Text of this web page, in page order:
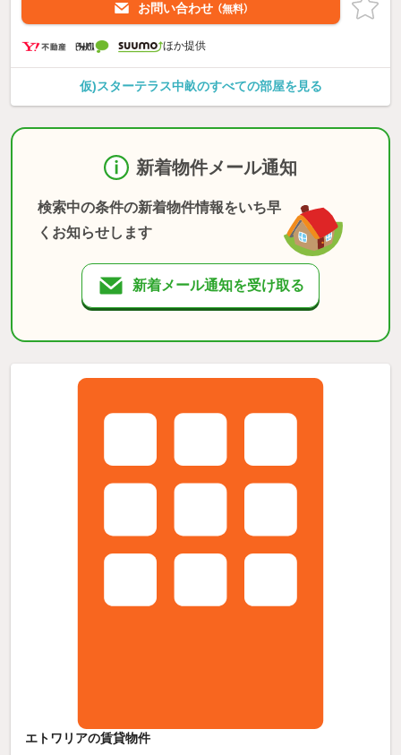
お問い合わせ （無料）
ほか提供
仮)スターテラス中畝のすべての部屋を見る
新着物件メール通知
検索中の条件の新着物件情報をいち早
くお知らせします
新着メール通知を受け取る
エトワリアの賃貸物件